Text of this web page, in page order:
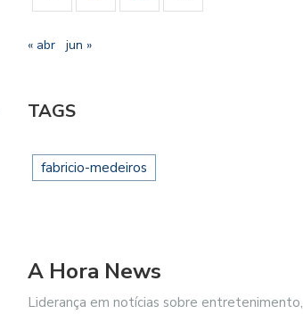
« abr jun »
TAGS
fabricio-medeiros
A Hora News
Liderança em notícias sobre entretenimento,